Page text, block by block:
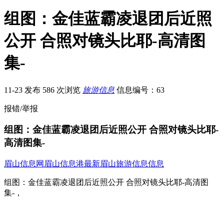
组图：金佳蓝霸凌退团后近照
公开 合照对镜头比耶-高清图
集-
11-23 发布 586 次浏览 旅游信息 信息编号：63
报错/举报
组图：金佳蓝霸凌退团后近照公开 合照对镜头比耶-
高清图集-
眉山信息网 眉山信息港最新眉山旅游信息信息
组图：金佳蓝霸凌退团后近照公开 合照对镜头比耶-高清图
集-，